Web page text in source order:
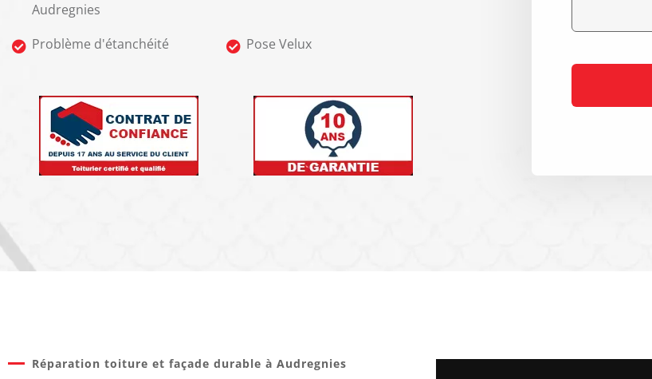
Audregnies
Problème d'étanchéité Pose Velux
Réparation toiture et façade durable à Audregnies